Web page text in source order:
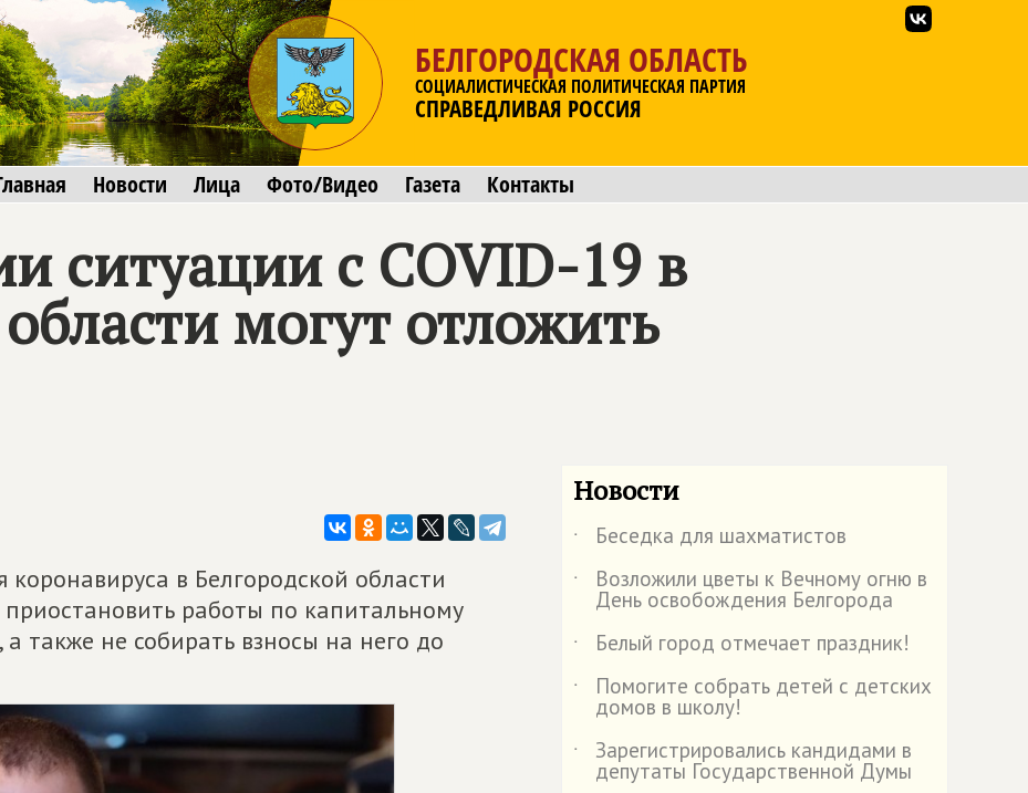
БЕЛГОРОДСКАЯ ОБЛАСТЬ
СОЦИАЛИСТИЧЕСКАЯ ПОЛИТИЧЕСКАЯ ПАРТИЯ
СПРАВЕДЛИВАЯ РОССИЯ
Новости Лица Фото/Видео Газета Контакты
ситуации с COVID-19 в
могут отложить
в Белгородской области
работы по капитальному
также не собирать взносы на него до
Новости
˙
Беседка для шахматистов
˙
Возложили цветы к Вечному огню в
День освобождения Белгорода
˙
Белый город отмечает праздник!
˙
Помогите собрать детей с детских
домов в школу!
˙
Зарегистрировались кандидами в
депутаты Государственной Думы